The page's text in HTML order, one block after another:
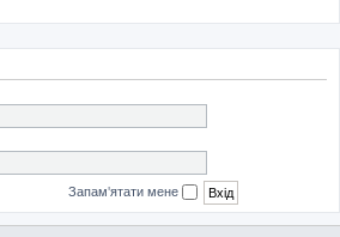
Запам'ятати мене